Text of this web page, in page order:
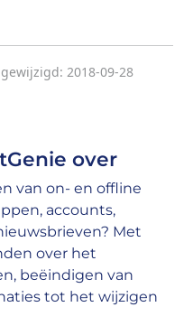
gewijzigd: 2018-09-28
over
van on- en offline
accounts,
Met
over het
beëindigen van
tot het wijzigen